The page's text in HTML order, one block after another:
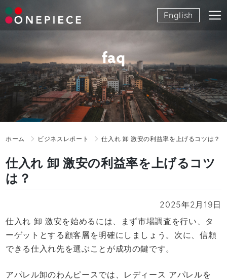
Skip
to
English
faq
ホーム ビジネスレポート 仕入れ 卸 激安の利益率を上げるコツは？
仕入れ 卸 激安の利益率を上げるコツ
は？
2025年2月19日
仕入れ 卸 激安を始めるには、まず市場調査を行い、タ
ーゲットとする顧客層を明確にしましょう。次に、信頼
できる仕入れ先を選ぶことが成功の鍵です。
アパレル卸のわんピースでは、レディース アパレルを